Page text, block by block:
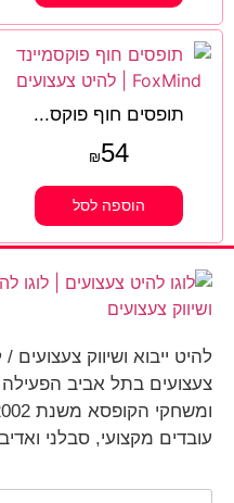
תופסים חוף פוקס...
₪54
הוספה לסל
להיט ייבוא ושיווק
צעצועים בתל אביב
עובדים מקצועי, סבלני